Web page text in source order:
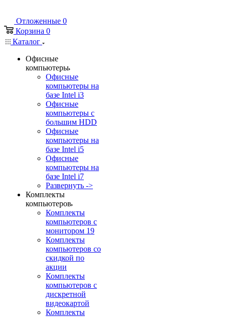
Отложенные 0
Корзина 0
Каталог
Офисные
компьютеры
Офисные
компьютеры на
базе Intel i3
Офисные
компьютеры с
большим HDD
Офисные
компьютеры на
базе Intel i5
Офисные
компьютеры на
базе Intel i7
Развернуть ->
Комплекты
компьютеров
Комплекты
компьютеров с
монитором 19
Комплекты
компьютеров со
скидкой по
акции
Комплекты
компьютеров с
дискретной
видеокартой
Комплекты